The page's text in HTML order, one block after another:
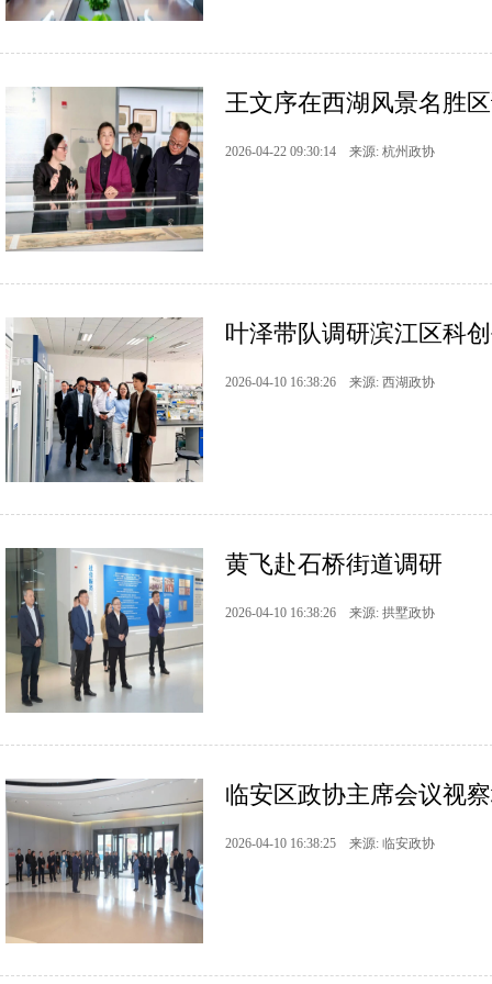
王文序在西湖风景名胜
2026-04-22 09:30:14 来源: 杭州政协
叶泽带队调研滨江区科
2026-04-10 16:38:26 来源: 西湖政协
黄飞赴石桥街道调研
2026-04-10 16:38:26 来源: 拱墅政协
临安区政协主席会议视
2026-04-10 16:38:25 来源: 临安政协